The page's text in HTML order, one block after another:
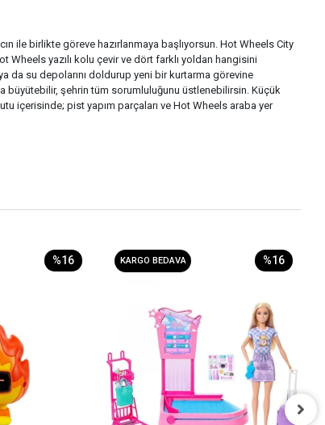
ile birlikte göreve hazırlanmaya başlıyorsun. Hot Wheels City
Wheels yazılı kolu çevir ve dört farklı yoldan hangisini
da su depolarını doldurup yeni bir kurtarma görevine
büyütebilir, şehrin tüm sorumluluğunu üstlenebilirsin. Küçük
içerisinde; pist yapım parçaları ve Hot Wheels araba yer
%16 KARGO BEDAVA %16